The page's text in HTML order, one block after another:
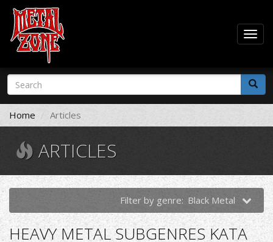
Skip
main
content
Search
form
Search
Home Articles
ARTICLES
Filter by genre: Black Metal
HEAVY METAL SUBGENRES ΚΑΤΑ